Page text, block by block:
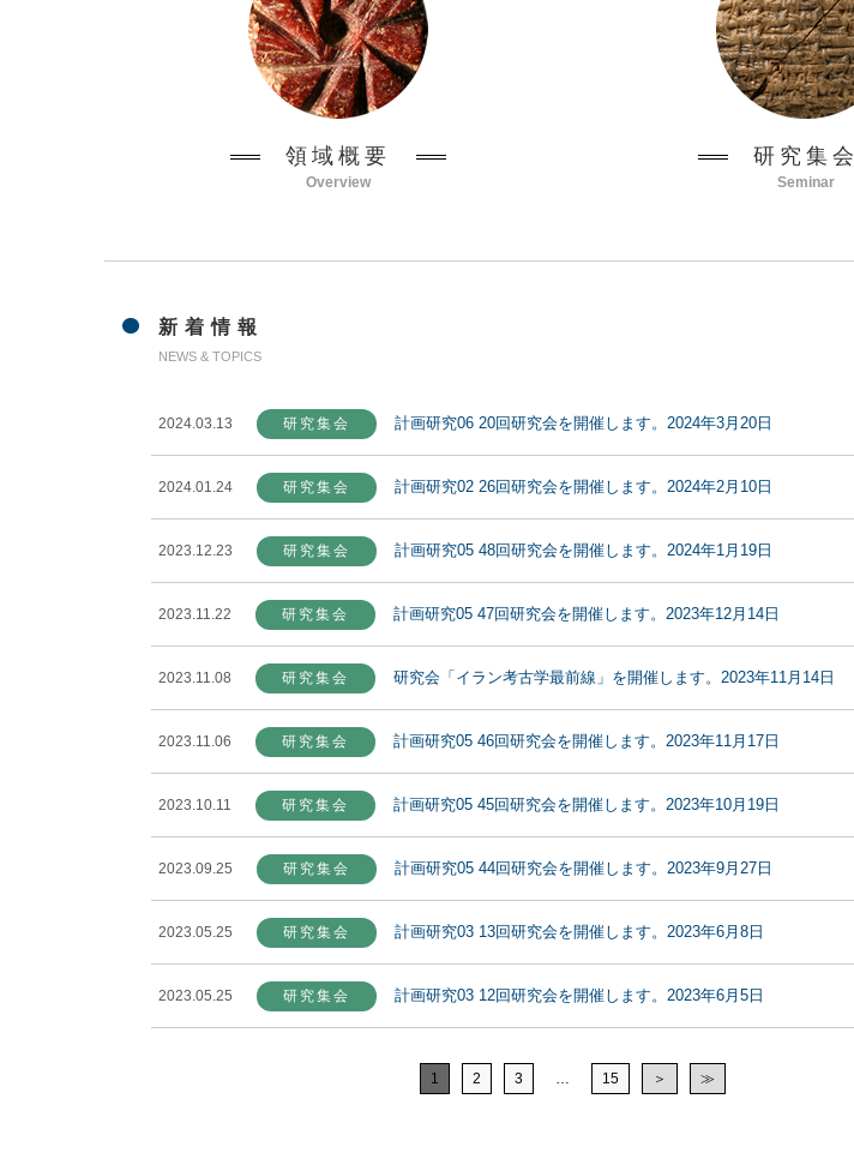
領域概要
Overview
研究集会
Seminar
新着情報
NEWS & TOPICS
2024.03.13 研究集会 計画研究06 20回研究会を開催します。2024年3月20日
2024.01.24 研究集会 計画研究02 26回研究会を開催します。2024年2月10日
2023.12.23 研究集会 計画研究05 48回研究会を開催します。2024年1月19日
2023.11.22 研究集会 計画研究05 47回研究会を開催します。2023年12月14日
2023.11.08 研究集会 研究会「イラン考古学最前線」を開催します。2023年11月14日
2023.11.06 研究集会 計画研究05 46回研究会を開催します。2023年11月17日
2023.10.11 研究集会 計画研究05 45回研究会を開催します。2023年10月19日
2023.09.25 研究集会 計画研究05 44回研究会を開催します。2023年9月27日
2023.05.25 研究集会 計画研究03 13回研究会を開催します。2023年6月8日
2023.05.25 研究集会 計画研究03 12回研究会を開催します。2023年6月5日
1 2 3 … 15 ＞ ≫